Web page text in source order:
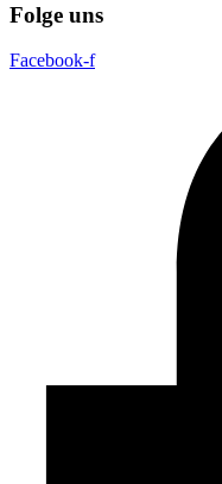
Folge uns
Facebook-f